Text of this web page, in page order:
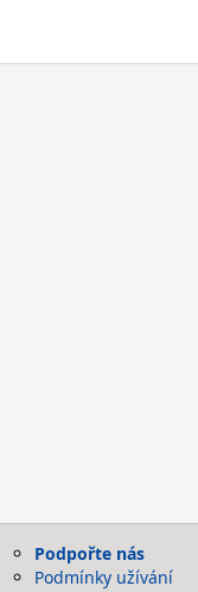
Podpořte nás
Podmínky užívání